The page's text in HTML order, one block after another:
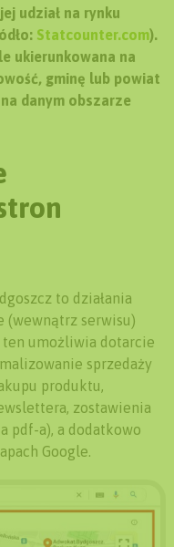
udział na rynku
Statcounter.com).
ukierunkowana na
gminę lub powiat
danym obszarze
to działania
(wewnątrz serwisu)
ten umożliwia dotarcie
sprzedaży
produktu,
zostawienia
pdf-a), a dodatkowo
Google.